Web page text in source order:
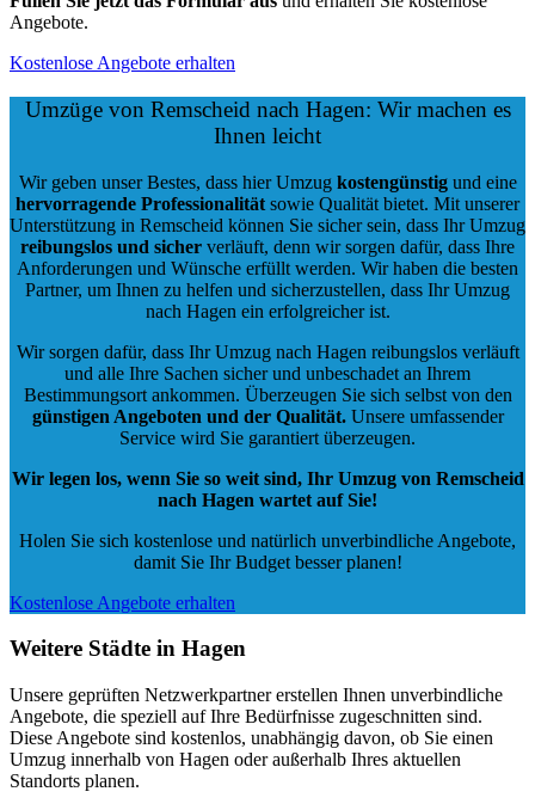
Angebote.
Kostenlose Angebote erhalten
Umzüge von Remscheid nach Hagen: Wir machen es
Ihnen leicht
Wir geben unser Bestes, dass hier Umzug kostengünstigund eine
hervorragende Professionalität sowie Qualität bietet. Mit unserer
Unterstützung in Remscheid können Sie sicher sein, dass Ihr Umzug
reibungslos und sicher verläuft, denn wir sorgen dafür, dass Ihre
Anforderungen und Wünsche erfüllt werden. Wir haben die besten
Partner, um Ihnen zu helfen und sicherzustellen, dass Ihr Umzug
nach Hagen ein erfolgreicher ist.
Wir sorgen dafür, dass Ihr Umzug nach Hagen reibungslos verläuft
und alle Ihre Sachen sicher und unbeschadet an Ihrem
Bestimmungsort ankommen. Überzeugen Sie sich selbst von den
günstigen Angeboten und der Qualität.Unsere umfassender
Service wird Sie garantiert überzeugen.
Wir legen los, wenn Sie so weit sind, Ihr Umzug von Remscheid
nach Hagen wartet auf Sie!
Holen Sie sich kostenlose und natürlich unverbindliche Angebote,
damit Sie Ihr Budget besser planen!
Kostenlose Angebote erhalten
Weitere Städte in Hagen
Unsere geprüften Netzwerkpartner erstellen Ihnen unverbindliche
Angebote, die speziell auf Ihre Bedürfnisse zugeschnitten sind.
Diese Angebote sind kostenlos, unabhängig davon, ob Sie einen
Umzug innerhalb von Hagen oder außerhalb Ihres aktuellen
Standorts planen.